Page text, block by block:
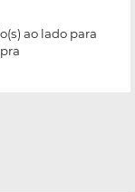
ao lado para